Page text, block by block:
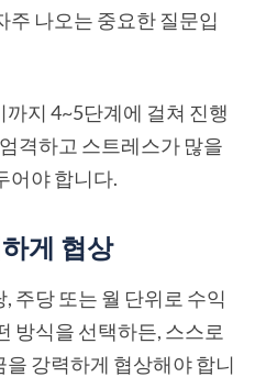
주 나오는 중요한 질문입
지 4~5단계에 걸쳐 진행
격하고 스트레스가 많을
어야 합니다.
게 협상
주당 또는 월 단위로 수익
방식을 선택하든, 스스로
강력하게 협상해야 합니